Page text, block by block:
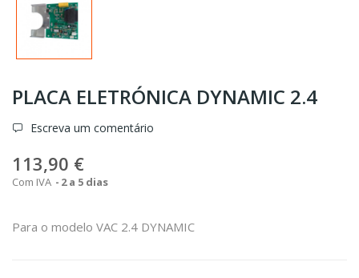
PLACA ELETRÓNICA DYNAMIC 2.4
Escreva um comentário
113,90 €
Com IVA 2 a 5 dias
Para o modelo VAC 2.4 DYNAMIC